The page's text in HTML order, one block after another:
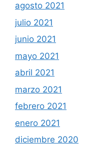
agosto 2021
julio 2021
junio 2021
mayo 2021
abril 2021
marzo 2021
febrero 2021
enero 2021
diciembre 2020